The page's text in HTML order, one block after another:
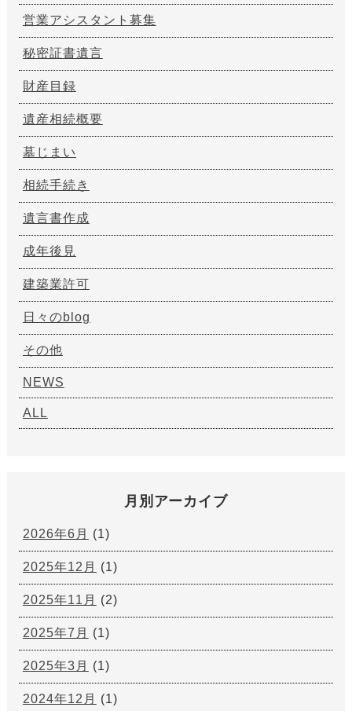
営業アシスタント募集
秘密証書遺言
財産目録
遺産相続概要
墓じまい
相続手続き
遺言書作成
成年後見
建築業許可
日々のblog
その他
NEWS
ALL
月別アーカイブ
2026年6月 (1)
2025年12月 (1)
2025年11月 (2)
2025年7月 (1)
2025年3月 (1)
2024年12月 (1)